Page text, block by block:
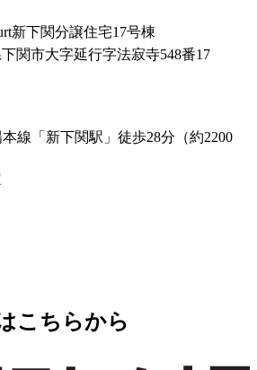
新下関分譲住宅17号棟
関市大字延行字法寂寺548番17
線「新下関駅」徒歩28分（約2200
こちらから